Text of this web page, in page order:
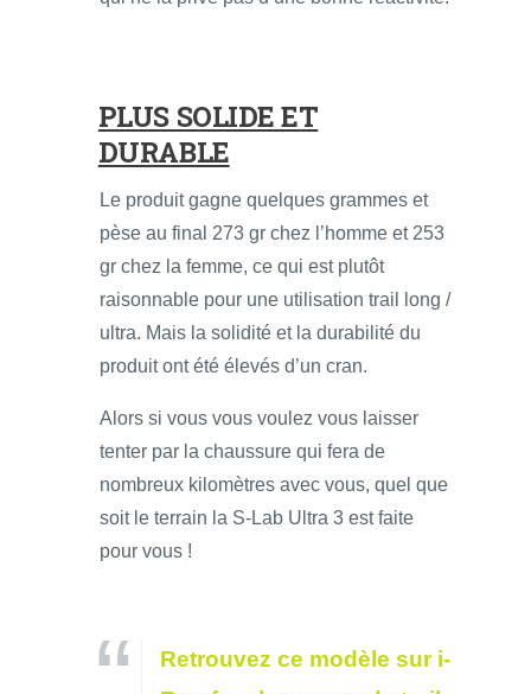
PLUS SOLIDE ET
DURABLE
Le produit gagne quelques grammes et
pèse au final 273 gr chez l’homme et 253
gr chez la femme, ce qui est plutôt
raisonnable pour une utilisation trail long /
ultra. Mais la solidité et la durabilité du
produit ont été élevés d’un cran.
Alors si vous vous voulez vous laisser
tenter par la chaussure qui fera de
nombreux kilomètres avec vous, quel que
soit le terrain la S-Lab Ultra 3 est faite
pour vous !
Retrouvez ce modèle sur i-